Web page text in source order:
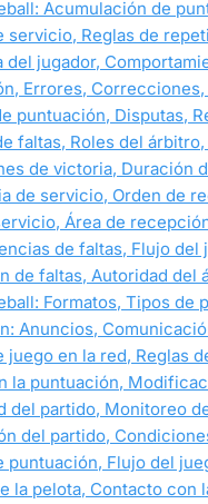
Acumulación de
servicio, Reglas de
del jugador,
Errores,
puntuación, Disputas,
faltas, Roles del
de victoria, Duración
de servicio, Orden de
Área de
de faltas, Flujo
de faltas, Autoridad
Formatos, Tipos
Anuncios,
juego en la red, Reglas
la puntuación,
del partido, Monitoreo
del partido,
puntuación, Flujo del
la pelota, Contacto